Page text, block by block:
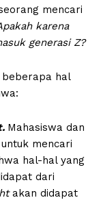
mencari
karena
generasi Z?
hal
Mahasiswa dan
mencari
hal-hal yang
dari
akan didapat